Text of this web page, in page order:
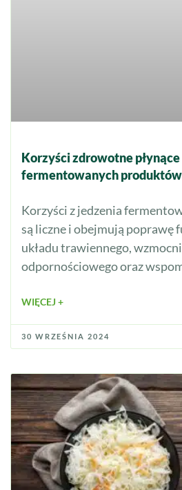
Korzyści zdrowotne
fermentowanych
Korzyści z jedzenia
są liczne i obejmują poprawę
układu trawiennego,
odpornościowego oraz
WIĘCEJ +
30 WRZEŚNIA 2024